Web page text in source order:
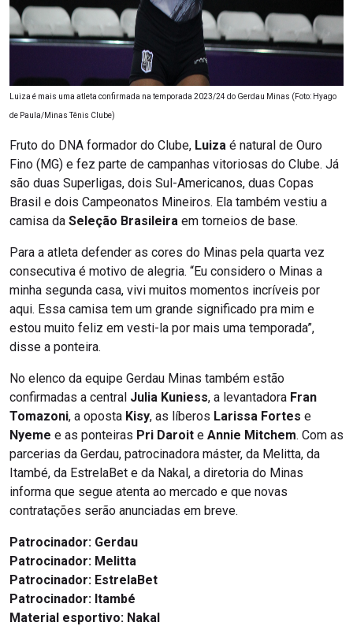
Luiza é mais uma atleta confirmada na temporada 2023/24 do Gerdau Minas (Foto: Hyago
de Paula/Minas Tênis Clube)
Fruto do DNA formador do Clube, Luiza é natural de Ouro
Fino (MG) e fez parte de campanhas vitoriosas do Clube. Já
são duas Superligas, dois Sul-Americanos, duas Copas
Brasil e dois Campeonatos Mineiros. Ela também vestiu a
camisa da Seleção Brasileira em torneios de base.
Para a atleta defender as cores do Minas pela quarta vez
consecutiva é motivo de alegria. “Eu considero o Minas a
minha segunda casa, vivi muitos momentos incríveis por
aqui. Essa camisa tem um grande significado pra mim e
estou muito feliz em vesti-la por mais uma temporada”,
disse a ponteira.
No elenco da equipe Gerdau Minas também estão
confirmadas a central Julia Kuniess, a levantadora Fran
Tomazoni, a oposta Kisy, as líberos Larissa Fortes e
Nyeme e as ponteiras Pri Daroit e Annie Mitchem. Com as
parcerias da Gerdau, patrocinadora máster, da Melitta, da
Itambé, da EstrelaBet e da Nakal, a diretoria do Minas
informa que segue atenta ao mercado e que novas
contratações serão anunciadas em breve.
Patrocinador: Gerdau
Patrocinador: Melitta
Patrocinador: EstrelaBet
Patrocinador: Itambé
Material esportivo: Nakal